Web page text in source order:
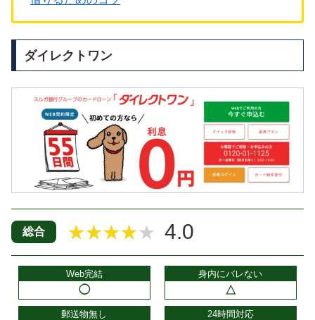
ダイレクトワン
総合 ★★★★★ 4.0
Web完結
◯
身内にバレない
△
郵送物無し 24時間対応